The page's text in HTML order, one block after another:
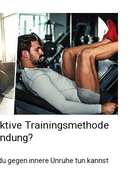
Trainingsmethode
gegen innere Unruhe tun kannst